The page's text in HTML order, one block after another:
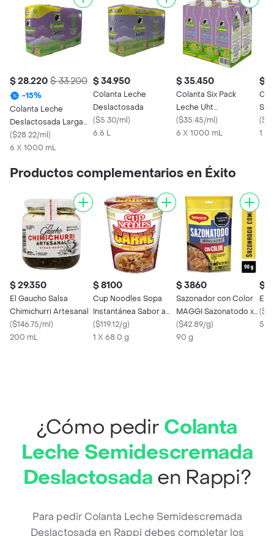
$ 28.220 $ 33.200
-15%
Colanta Leche
Deslactosada Larga
Vida
($28.22/ml)
6 X 1000 mL
$ 34.950
Colanta Leche
Deslactosada
($5.30/ml)
6.6 L
$ 35.450
Colanta Six Pack
Leche Uht
Semidescremada
Deslactosada
($35.45/ml)
6 X 1000 mL
$
(
1 X
Productos complementarios en Éxito
$ 29.350
El Gaucho Salsa
Chimichurri Artesanal
($146.75/ml)
200 mL
$ 8100
Cup Noodles Sopa
Instantánea Sabor a
Carne
($119.12/g)
1 X 68.0 g
$ 3860
Sazonador con Color
MAGGI Sazonatodo x
90g
($42.89/g)
90 g
$
El
(
¿Cómo pedir Colanta
Leche Semidescremada
Deslactosada en Rappi?
Para pedir Colanta Leche Semidescremada
Deslactosada en Rappi debes completar los